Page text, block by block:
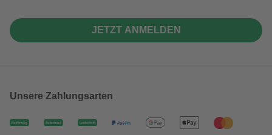
JETZT ANMELDEN
Unsere Zahlungsarten